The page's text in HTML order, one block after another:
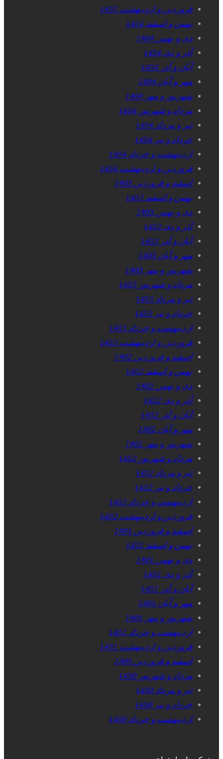
فروردین و اردیبهشت 1405
بهمن و اسفند 1404
دی و بهمن 1404
آذر و دی 1404
آبان و آذر 1404
مهر و آبان 1404
شهریور و مهر 1404
مرداد و شهریور 1404
تیر و مرداد 1404
خرداد و تیر 1404
اردیبهشت و خرداد 1404
فروردین و اردیبهشت 1404
اسفند و فروردین 1403
بهمن و اسفند 1403
دی و بهمن 1403
آذر و دی 1403
آبان و آذر 1403
مهر و آبان 1403
شهریور و مهر 1403
مرداد و شهریور 1403
تیر و مرداد 1403
خرداد و تیر 1403
اردیبهشت و خرداد 1403
فروردین و اردیبهشت 1403
اسفند و فروردین 1402
بهمن و اسفند 1402
دی و بهمن 1402
آذر و دی 1402
آبان و آذر 1402
مهر و آبان 1402
شهریور و مهر 1402
مرداد و شهریور 1402
تیر و مرداد 1402
خرداد و تیر 1402
اردیبهشت و خرداد 1402
فروردین و اردیبهشت 1402
اسفند و فروردین 1401
بهمن و اسفند 1401
دی و بهمن 1401
آذر و دی 1401
آبان و آذر 1401
مهر و آبان 1401
شهریور و مهر 1401
اردیبهشت و خرداد 1401
فروردین و اردیبهشت 1401
اسفند و فروردین 1400
مرداد و شهریور 1400
تیر و مرداد 1400
خرداد و تیر 1400
اردیبهشت و خرداد 1400